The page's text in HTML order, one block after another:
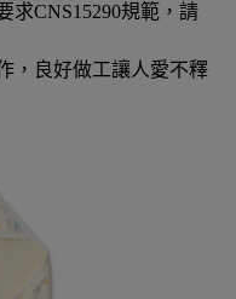
求CNS15290規範，請
，良好做工讓人愛不釋